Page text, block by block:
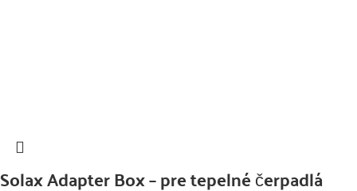
Solax Adapter Box – pre tepelné čerpadlá